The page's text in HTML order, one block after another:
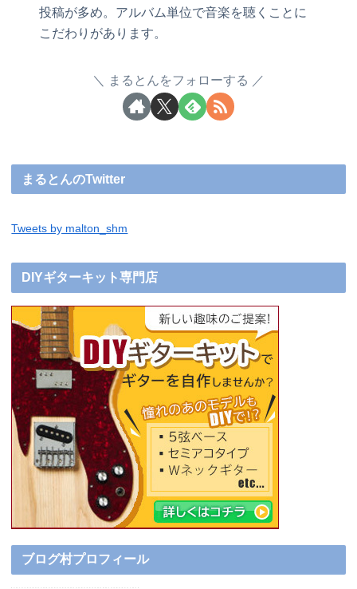
投稿が多め。アルバム単位で音楽を聴くことに
こだわりがあります。
まるとんをフォローする
まるとんのTwitter
Tweets by malton_shm
DIYギターキット専門店
ブログ村プロフィール